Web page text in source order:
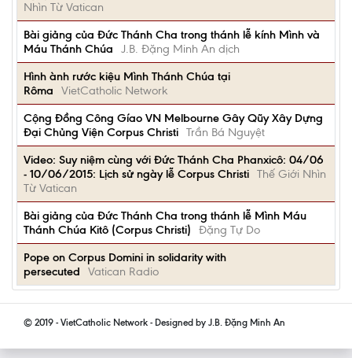
Nhìn Từ Vatican
Bài giảng của Đức Thánh Cha trong thánh lễ kính Mình và
Máu Thánh Chúa
J.B. Đặng Minh An dịch
Hình ành rước kiệu Mình Thánh Chúa tại
Rôma
VietCatholic Network
Cộng Đồng Công Gíao VN Melbourne Gây Qũy Xây Dựng
Đại Chủng Viện Corpus Christi Trần Bá Nguyệt
Video: Suy niệm cùng với Đức Thánh Cha Phanxicô: 04/06
- 10/06/2015: Lịch sử ngày lễ Corpus Christi Thế Giới Nhìn
Từ Vatican
Bài giảng của Đức Thánh Cha trong thánh lễ Mình Máu
Thánh Chúa Kitô (Corpus Christi)
Đặng Tự Do
Pope on Corpus Domini in solidarity with
persecuted
Vatican Radio
© 2019 - VietCatholic Network - Designed by J.B. Đặng Minh An